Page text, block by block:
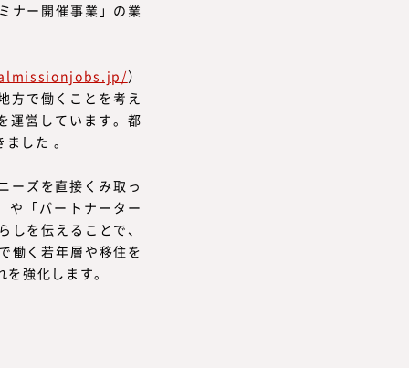
ナー開催事業」の業
）
方で働くことを考え
運営しています。都
した 。
ーズを直接くみ取っ
や「パートナーター
を伝えることで、
働く若年層や移住を
強化します。